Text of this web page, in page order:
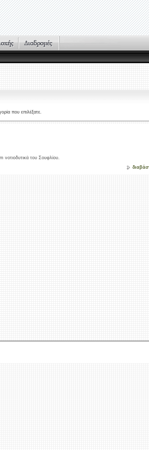
που επιλέξατε.
νοτιοδυτικά του Σουφλίου.